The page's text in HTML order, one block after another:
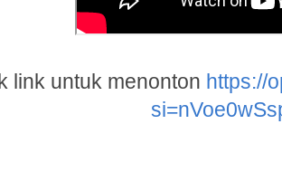
link untuk menonton https://